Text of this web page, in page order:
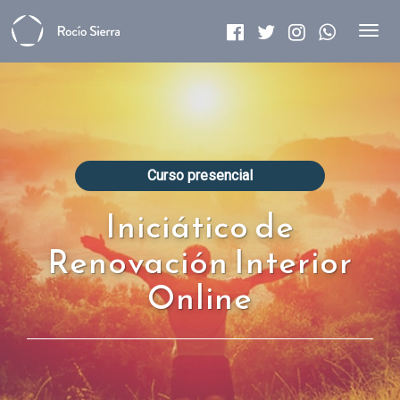
Curso presencial
Iniciático de
Renovación Interior
Online